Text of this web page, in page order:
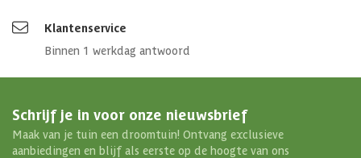
Klantenservice
Binnen 1 werkdag antwoord
Schrijf je in voor onze nieuwsbrief
Maak van je tuin een droomtuin! Ontvang exclusieve
aanbiedingen en blijf als eerste op de hoogte van ons